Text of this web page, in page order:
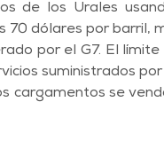
de los Urales
dólares por barril,
por el G7. El
suministrados
cargamentos se